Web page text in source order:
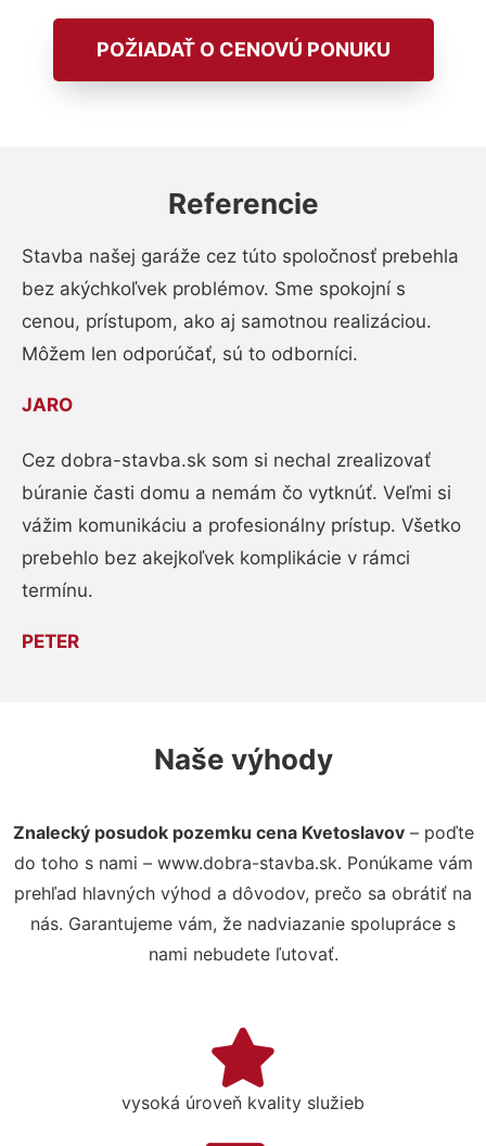
POŽIADAŤ O CENOVÚ PONUKU
Referencie
Stavba našej garáže cez túto spoločnosť prebehla
bez akýchkoľvek problémov. Sme spokojní s
cenou, prístupom, ako aj samotnou realizáciou.
Môžem len odporúčať, sú to odborníci.
JARO
Cez dobra-stavba.sk som si nechal zrealizovať
búranie časti domu a nemám čo vytknúť. Veľmi si
vážim komunikáciu a profesionálny prístup. Všetko
prebehlo bez akejkoľvek komplikácie v rámci
termínu.
PETER
Naše výhody
Znalecký posudok pozemku cena Kvetoslavov– poďte
do toho s nami – www.dobra-stavba.sk. Ponúkame vám
prehľad hlavných výhod a dôvodov, prečo sa obrátiť na
nás. Garantujeme vám, že nadviazanie spolupráce s
nami nebudete ľutovať.
vysoká úroveň kvality služieb